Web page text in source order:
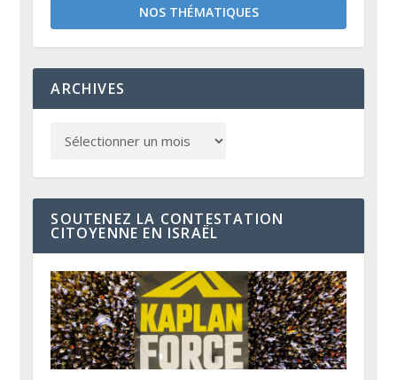
NOS THÉMATIQUES
ARCHIVES
SOUTENEZ LA CONTESTATION
CITOYENNE EN ISRAËL